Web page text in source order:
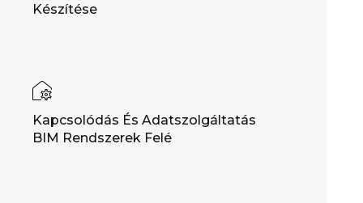
Készítése
Kapcsolódás És Adatszolgáltatás
BIM Rendszerek Felé